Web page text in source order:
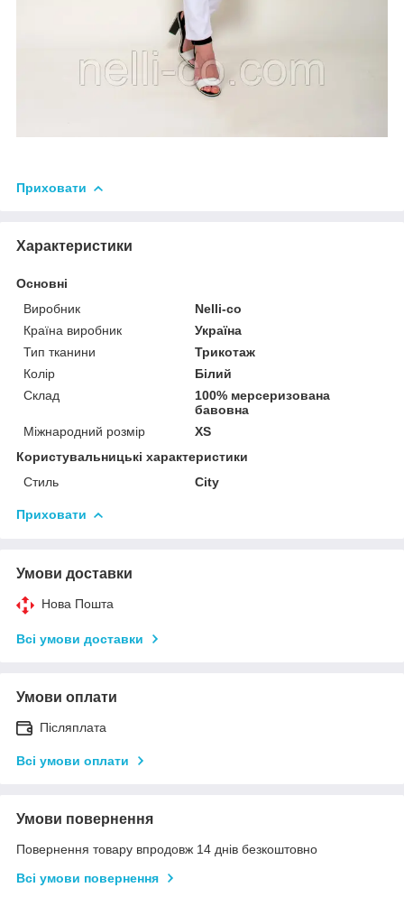
Приховати
Характеристики
Основні
Виробник
Nelli-co
Країна виробник
Україна
Тип тканини
Трикотаж
Колір
Білий
Склад
100% мерсеризована
бавовна
Міжнародний розмір
XS
Користувальницькі характеристики
Стиль
City
Приховати
Умови доставки
Нова Пошта
Всі умови доставки
Умови оплати
Післяплата
Всі умови оплати
Умови повернення
Повернення товару впродовж 14 днів безкоштовно
Всі умови повернення